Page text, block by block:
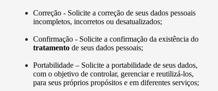
Correção - Solicite a correção de seus dados pessoais
incompletos, incorretos ou desatualizados;
Confirmação - Solicite a confirmação da existência do
tratamento de seus dados pessoais;
Portabilidade – Solicite a portabilidade de seus dados,
com o objetivo de controlar, gerenciar e reutilizá-los,
para seus próprios propósitos e em diferentes serviços;